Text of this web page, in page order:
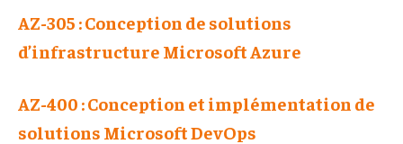
AZ-305 : Conception de solutions
d’infrastructure Microsoft Azure
AZ-400 : Conception et implémentation de
solutions Microsoft DevOps